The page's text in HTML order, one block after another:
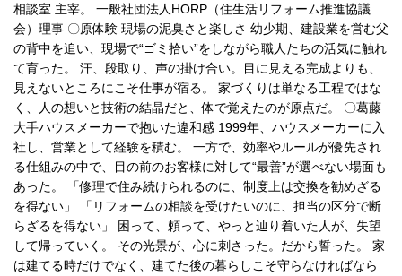
相談室 主宰。 一般社団法人HORP（住生活リフォーム推進協議
会）理事 〇原体験 現場の泥臭さと楽しさ 幼少期、建設業を営む父
の背中を追い、現場で“ゴミ拾い”をしながら職人たちの活気に触れ
て育った。 汗、段取り、声の掛け合い。目に見える完成よりも、
見えないところにこそ仕事が宿る。 家づくりは単なる工程ではな
く、人の想いと技術の結晶だと、体で覚えたのが原点だ。 〇葛藤
大手ハウスメーカーで抱いた違和感 1999年、ハウスメーカーに入
社し、営業として経験を積む。 一方で、効率やルールが優先され
る仕組みの中で、目の前のお客様に対して“最善”が選べない場面も
あった。 「修理で住み続けられるのに、制度上は交換を勧めざる
を得ない」 「リフォームの相談を受けたいのに、担当の区分で断
らざるを得ない」 困って、頼って、やっと辿り着いた人が、失望
して帰っていく。 その光景が、心に刺さった。だから誓った。 家
は建てる時だけでなく、建てた後の暮らしこそ守らなければなら